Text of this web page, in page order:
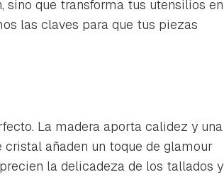
sino que transforma tus utensilios en
las claves para que tus piezas
La madera aporta calidez y una
añaden un toque de glamour
la delicadeza de los tallados y